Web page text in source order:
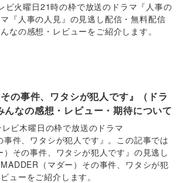
ビ火曜日21時の枠で放送のドラマ『人事の
『人事の人見』の見逃し配信・無料配信
なの感想・レビューをご紹介します。
の事件、ワタシが犯人です』（ドラ
んなの感想・レビュー・期待について
ビ木曜日の枠で放送のドラマ
事件、ワタシが犯人です』。この記事では
）その事件、ワタシが犯人です』の見逃し
（マダー）その事件、ワタシが犯
ューをご紹介します。